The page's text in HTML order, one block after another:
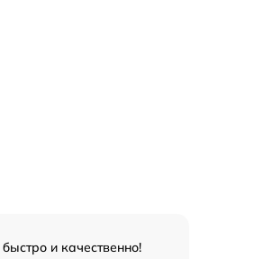
и качественно!